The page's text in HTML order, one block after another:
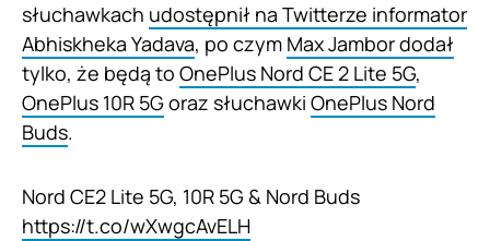
słuchawkach udostępnił na Twitterze informator
Abhiskheka Yadava, po czym Max Jambor dodał
tylko, że będą to OnePlus Nord CE 2 Lite 5G,
OnePlus 10R 5Goraz słuchawki OnePlus Nord
Buds.
Nord CE2 Lite 5G, 10R 5G & Nord Buds
https://t.co/wXwgcAvELH